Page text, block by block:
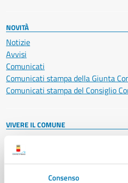
Consenso
NOVITÀ
Notizie
Avvisi
Comunicati
Comunicati stampa della Giunta
Comunicati stampa del Consiglio
VIVERE IL COMUNE
Eventi